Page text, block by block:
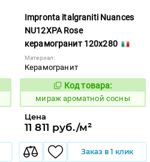
Impronta italgraniti Nuances
NU12XPA Rose
керамогранит 120x280
Материал:
Керамогранит
984722
Код товара:
мираж ароматной сосны
Цена
11 811 руб./м²
Заказ в 1 клик